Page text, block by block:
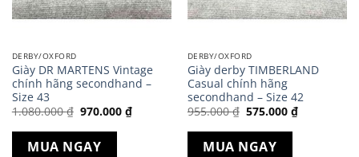
DERBY/OXFORD
Giày DR MARTENS Vintage
chính hãng secondhand –
Size 43
1.080.000₫ Giá
là:
1.080.000 ₫.
970.000 ₫Giá
hiện
MUA NGAY
DERBY/OXFORD
Giày derby TIMBERLAND
Casual chính hãng
secondhand – Size 42
955.000₫ Giá
là:
955.000 ₫.
575.000 ₫Giá
hiện
MUA NGAY